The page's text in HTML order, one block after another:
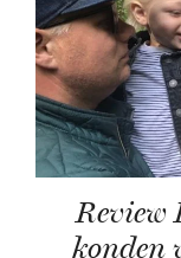
Review
konden